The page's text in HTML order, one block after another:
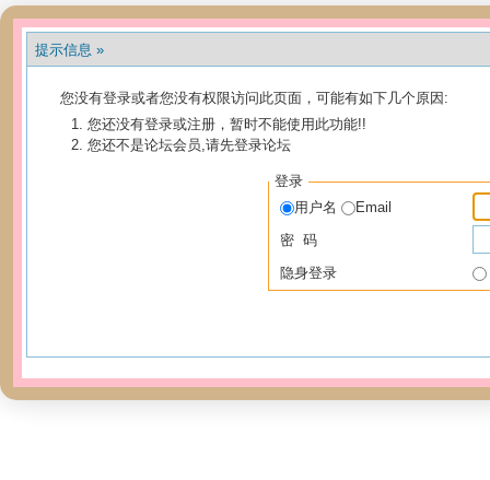
提示信息 »
您没有登录或者您没有权限访问此页面，可能有如下几个原因:
您还没有登录或注册，暂时不能使用此功能!!
您还不是论坛会员,请先登录论坛
登录
用户名
Email
密 码
隐身登录